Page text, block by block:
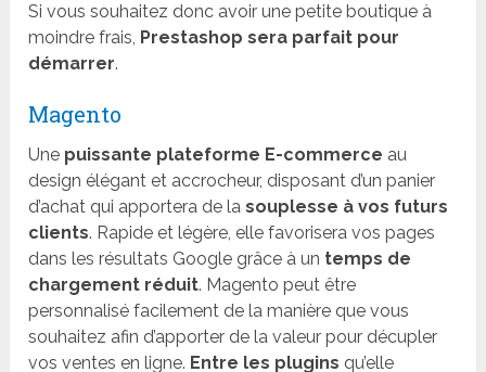
Si vous souhaitez donc avoir une petite boutique à
moindre frais, Prestashop sera parfait pour
démarrer.
Magento
Une puissante plateforme E-commerce au
design élégant et accrocheur, disposant d’un panier
d’achat qui apportera de lasouplesse à vos futurs
clients. Rapide et légère, elle favorisera vos pages
dans les résultats Google grâce à un temps de
chargement réduit. Magento peut être
personnalisé facilement de la manière que vous
souhaitez afin d’apporter de la valeur pour décupler
vos ventes en ligne. Entre les plugins qu’elle